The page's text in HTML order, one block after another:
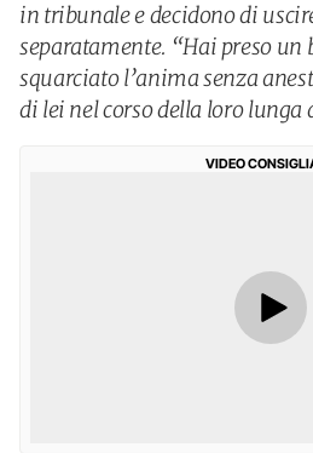
in tribunale e decidono di
separatamente. “Hai preso
squarciato l’anima senza
di lei nel corso della loro lunga
VIDEO